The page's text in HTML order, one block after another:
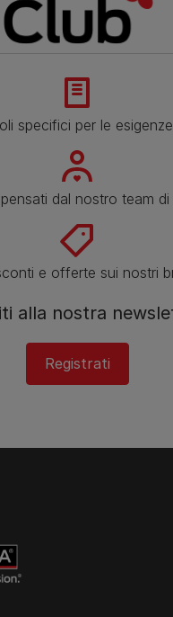
specifici per le
dal nostro team di
e offerte sui nostri
alla nostra
Registrati